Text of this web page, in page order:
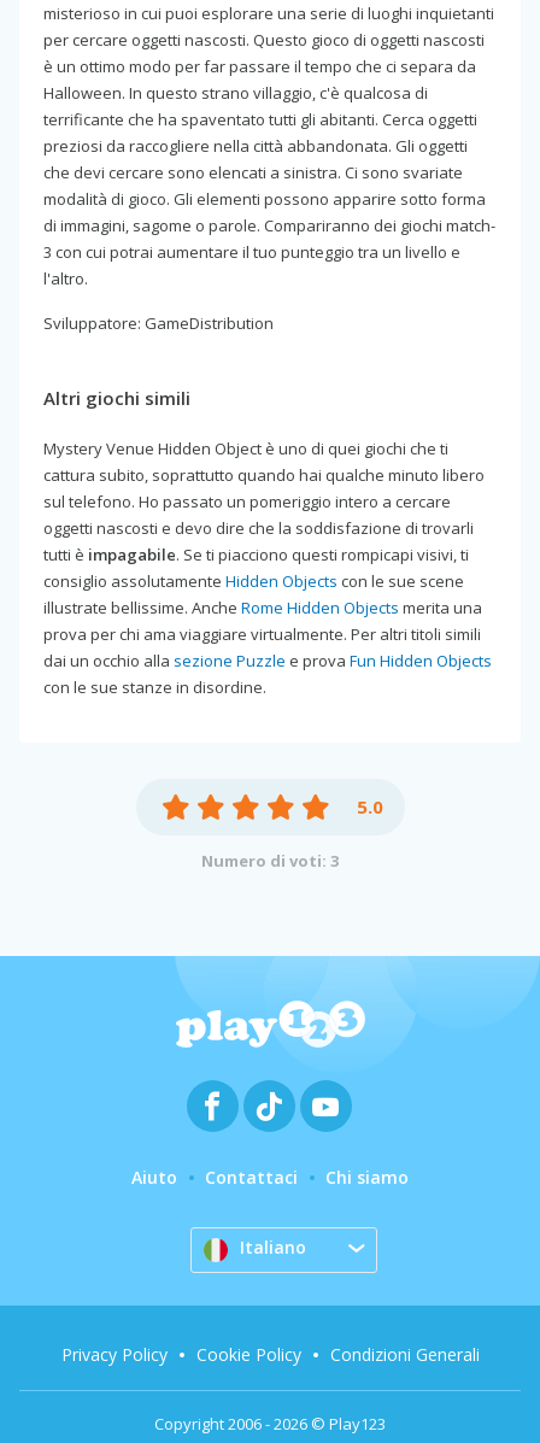
misterioso in cui puoi esplorare una serie di luoghi inquietanti
per cercare oggetti nascosti. Questo gioco di oggetti nascosti
è un ottimo modo per far passare il tempo che ci separa da
Halloween. In questo strano villaggio, c'è qualcosa di
terrificante che ha spaventato tutti gli abitanti. Cerca oggetti
preziosi da raccogliere nella città abbandonata. Gli oggetti
che devi cercare sono elencati a sinistra. Ci sono svariate
modalità di gioco. Gli elementi possono apparire sotto forma
di immagini, sagome o parole. Compariranno dei giochi match-
3 con cui potrai aumentare il tuo punteggio tra un livello e
l'altro.
Sviluppatore: GameDistribution
Altri giochi simili
Mystery Venue Hidden Object è uno di quei giochi che ti
cattura subito, soprattutto quando hai qualche minuto libero
sul telefono. Ho passato un pomeriggio intero a cercare
oggetti nascosti e devo dire che la soddisfazione di trovarli
tutti è impagabile. Se ti piacciono questi rompicapi visivi, ti
consiglio assolutamente Hidden Objects con le sue scene
illustrate bellissime. Anche Rome Hidden Objects merita una
prova per chi ama viaggiare virtualmente. Per altri titoli simili
dai un occhio alla sezione Puzzle e prova Fun Hidden Objects
con le sue stanze in disordine.
5.0
Numero di voti: 3
Aiuto Contattaci Chi siamo
Italiano
Copyright 2006 - 2026 © Play123
Privacy Policy Cookie Policy Condizioni Generali